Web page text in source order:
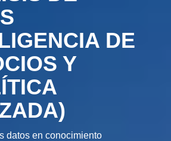
a desbloquear el
operaciones, reduciendo
formas de trabajo más
un impacto medible: menores
ágil y operaciones escalables que
a largo plazo.
DE
Y
datos en conocimiento